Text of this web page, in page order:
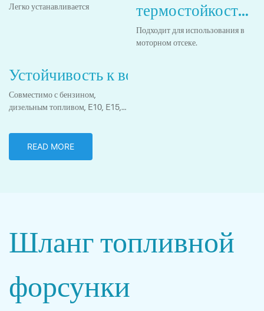
Легко устанавливается
термостойкость
и устойчивость к
Подходит для использования в
моторном отсеке.
Устойчивость к воздействию топлива
Совместимо с бензином,
дизельным топливом, E10, E15,
READ MORE
Шлангтопливной
форсунки